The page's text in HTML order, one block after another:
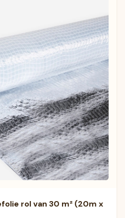
rol van 30 m² (20m x